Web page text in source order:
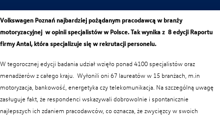
Zwiedzanie Zakładów
Volkswagen Poznań najbardziej pożądanym pracodawcą w branży
motoryzacyjnej w opinii specjalistów w Polsce. Tak wynika z 8 edycji Raportu
firmy Antal, która specjalizuje się w rekrutacji personelu.
W tegorocznej edycji badania udział wzięło ponad 4100 specjalistów oraz
menadżerów z całego kraju. Wyłonili oni 67 laureatów w 15 branżach, m.in
motoryzacja, bankowość, energetyka czy telekomunikacja. Na szczególną uwagę
zasługuje fakt, że respondenci wskazywali dobrowolnie i spontanicznie
najlepszych ich zdaniem pracodawców, co oznacza, że zwycięzcy w swoich